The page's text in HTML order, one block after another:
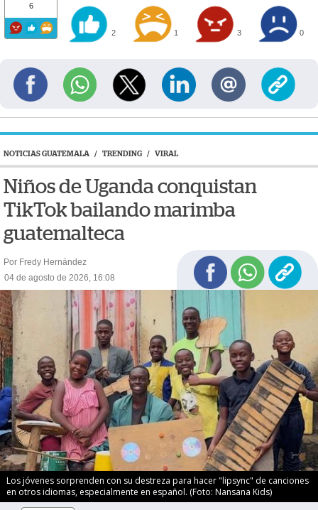
6
2 1 3 0
NOTICIAS GUATEMALA / TRENDING / VIRAL
Niños de Uganda conquistan
TikTok bailando marimba
guatemalteca
Por Fredy Hernández
04 de agosto de 2026, 16:08
Los jóvenes sorprenden con su destreza para hacer "lipsync" de canciones
en otros idiomas, especialmente en español. (Foto: Nansana Kids)